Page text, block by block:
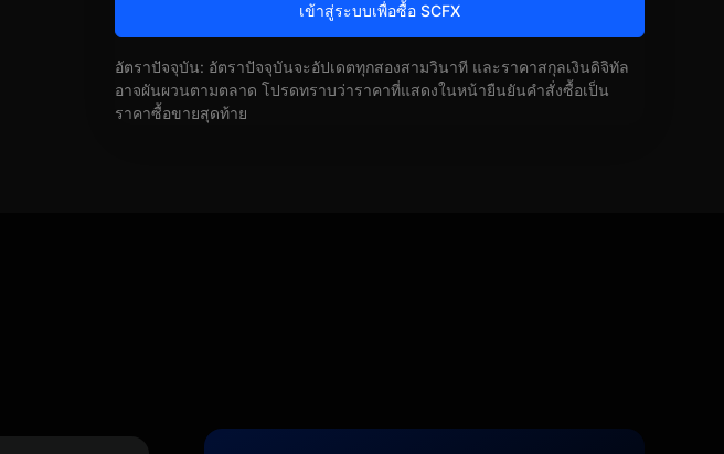
เข้าสู่ระบบเพื่อซื้อ SCFX
อัตราปัจจุบัน: อัตราปัจจุบันจะอัปเดตทุกสองสามวินาที และราคาสกุลเงินดิจิทัล
อาจผันผวนตามตลาด โปรดทราบว่าราคาที่แสดงในหน้ายืนยันคำสั่งซื้อเป็น
ราคาซื้อขายสุดท้าย